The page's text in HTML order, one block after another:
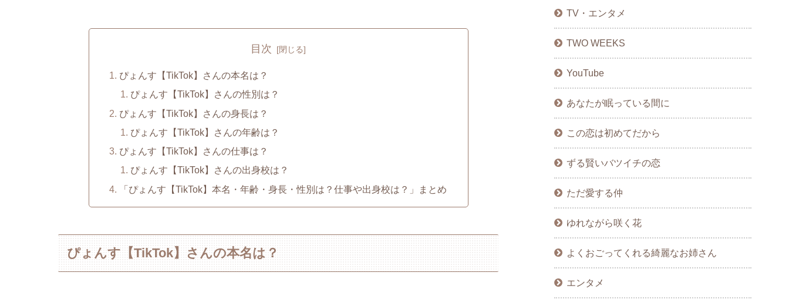
目次
ぴょんす【TikTok】さんの本名は？
ぴょんす【TikTok】さんの性別は？
ぴょんす【TikTok】さんの身長は？
ぴょんす【TikTok】さんの年齢は？
ぴょんす【TikTok】さんの仕事は？
ぴょんす【TikTok】さんの出身校は？
「ぴょんす【TikTok】本名・年齢・身長・性別は？仕事や出身校は？」まとめ
ぴょんす【TikTok】さんの本名は？
TV・エンタメ
TWO WEEKS
YouTube
あなたが眠っている間に
この恋は初めてだから
ずる賢いバツイチの恋
ただ愛する仲
ゆれながら咲く花
よくおごってくれる綺麗なお姉さん
エンタメ